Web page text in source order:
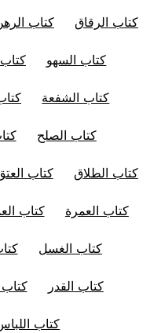
كتاب الرقاق كتاب
كتاب السهو
كتاب الشفعة
كتاب الصلح
كتاب الطلاق كتاب
كتاب العمرة كتاب
كتاب الغسل
كتاب القدر
كتاب